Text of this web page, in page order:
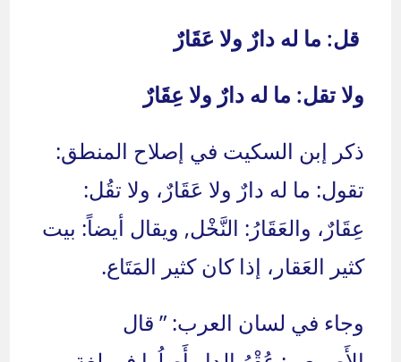
قل: ما له دارٌ ولا عَقَارٌ
ولا تقل: ما له دارٌ ولا عِقَارٌ
ذكر إبن السكيت في إصلاح المنطق:
تقول: ما له دارٌ ولا عَقَارٌ، ولا تقُل:
عِقَارٌ، والعَقَارُ: النَّخْل, ويقال أيضاً: بيت
كثير العَقار، إذا كان كثير المَتَاع.
وجاء في لسان العرب: ” قال